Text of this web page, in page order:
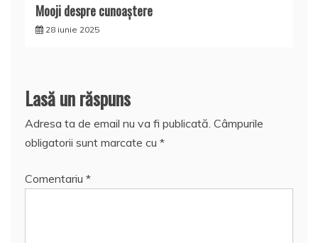
Mooji despre cunoaştere
28 iunie 2025
Lasă un răspuns
Adresa ta de email nu va fi publicată. Câmpurile
obligatorii sunt marcate cu *
Comentariu *